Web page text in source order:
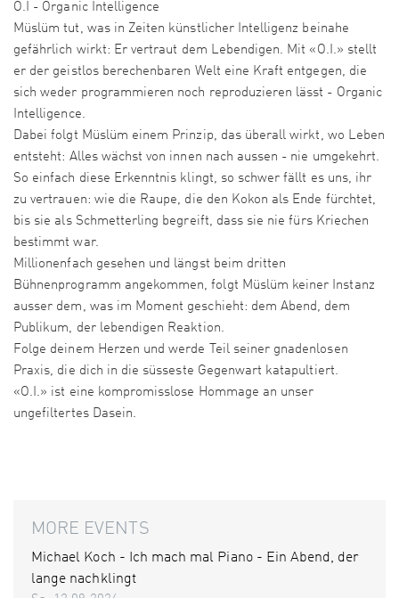
O.I - Organic Intelligence
Müslüm tut, was in Zeiten künstlicher Intelligenz beinahe
gefährlich wirkt: Er vertraut dem Lebendigen. Mit «O.I.» stellt
er der geistlos berechenbaren Welt eine Kraft entgegen, die
sich weder programmieren noch reproduzieren lässt - Organic
Intelligence.
Dabei folgt Müslüm einem Prinzip, das überall wirkt, wo Leben
entsteht: Alles wächst von innen nach aussen - nie umgekehrt.
So einfach diese Erkenntnis klingt, so schwer fällt es uns, ihr
zu vertrauen: wie die Raupe, die den Kokon als Ende fürchtet,
bis sie als Schmetterling begreift, dass sie nie fürs Kriechen
bestimmt war.
Millionenfach gesehen und längst beim dritten
Bühnenprogramm angekommen, folgt Müslüm keiner Instanz
ausser dem, was im Moment geschieht: dem Abend, dem
Publikum, der lebendigen Reaktion.
Folge deinem Herzen und werde Teil seiner gnadenlosen
Praxis, die dich in die süsseste Gegenwart katapultiert.
«O.I.» ist eine kompromisslose Hommage an unser
ungefiltertes Dasein.
MORE EVENTS
Michael Koch - Ich mach mal Piano - Ein Abend, der
lange nachklingt